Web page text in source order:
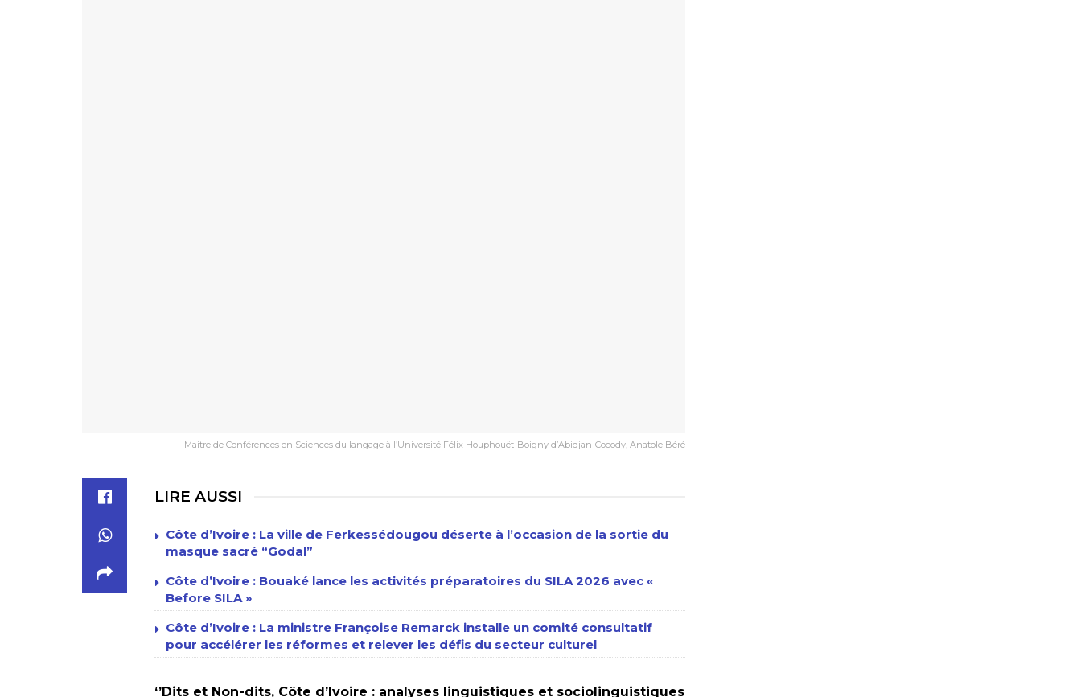
Maitre de Conférences en Sciences du langage à l’Université Félix Houphouët-Boigny d’Abidjan-Cocody, Anatole Béré
LIRE AUSSI
Côte d’Ivoire : La ville de Ferkessédougou déserte à l’occasion de la sortie du
masque sacré “Godal”
Côte d’Ivoire : Bouaké lance les activités préparatoires du SILA 2026 avec «
Before SILA »
Côte d’Ivoire : La ministre Françoise Remarck installe un comité consultatif
pour accélérer les réformes et relever les défis du secteur culturel
‘’Dits et Non-dits, Côte d’Ivoire : analyses linguistiques et sociolinguistiques